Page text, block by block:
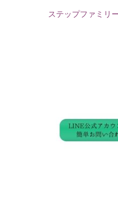
ステップファミリ